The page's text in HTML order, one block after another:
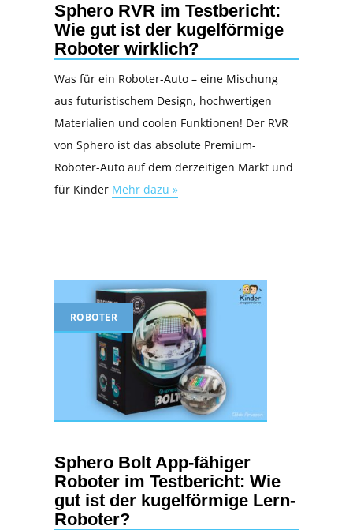
Sphero RVR im Testbericht:
Wie gut ist der kugelförmige
Roboter wirklich?
Was für ein Roboter-Auto – eine Mischung
aus futuristischem Design, hochwertigen
Materialien und coolen Funktionen! Der RVR
von Sphero ist das absolute Premium-
Roboter-Auto auf dem derzeitigen Markt und
für Kinder Mehr dazu »
ROBOTER
Sphero Bolt App-fähiger
Roboter im Testbericht: Wie
gut ist der kugelförmige Lern-
Roboter?